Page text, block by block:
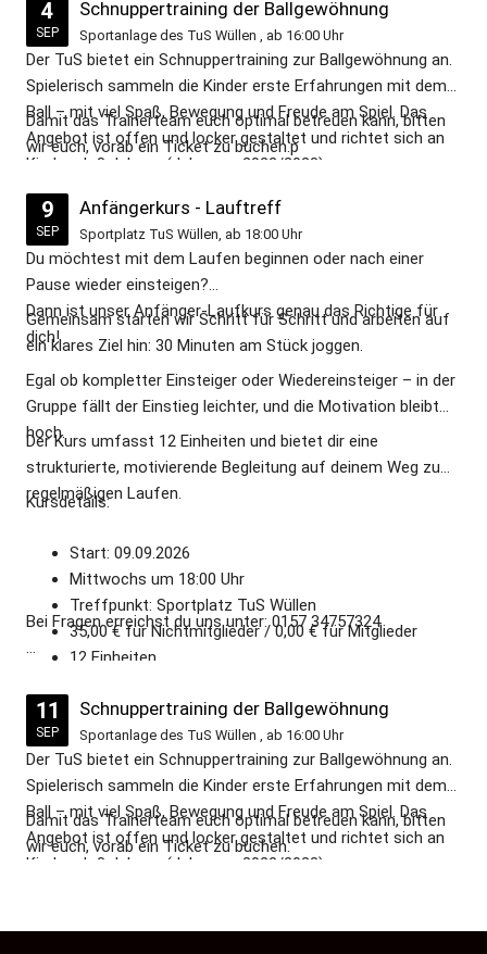
#gemeinsamzumziel
#runningcommunity #laufkurs
#sportingemeinschaft
(Link in der Bio) 🎥 Morgen gibt es
außerdem unser erstes Videoupdate –
präsentiert von Zweirad Gewers. 🚲⚽
Ob man mit dem Fahrrad wirklich
Fußball spielen kann? Das seht ihr
morgen! 😄 Gemeinsam bauen wir
unseren neuen Kunstrasenplatz – Tu's
Kunstrasenplatz! #tuswuellen
#kunstrasen #kunstrasenplatz
#gemeinsamstark
#quadratmeterpatenschaft #fußball
#wüllen #heimatverein
Gemeinschaftserlebnis! 🙌🏽 Unsere
Läuferinnen hatten jede Menge Spaß,
haben sich gegenseitig motiviert und
können richtig stolz auf ihre Leistung
sein! 👏🏽🥳 Du hast auch Lust,
gemeinsam zu laufen, fit zu werden und
sein? Egal ob Anfänger oder erfahrener
Läufer – beim TuS Wüllen Lauftreff
bist du herzlich willkommen! 🤗🏃‍♀️
#backyardultra #lünten #lauftreff
#wasfüreinevent #gemeinsamstark
4
SEP
Schnuppertraining der Ballgewöhnung
Sportanlage des TuS Wüllen , ab 16:00 Uhr
Der TuS bietet ein Schnuppertraining zur Ballgewöhnung an.
Spielerisch sammeln die Kinder erste Erfahrungen mit dem
Ball – mit viel Spaß, Bewegung und Freude am Spiel. Das
Angebot ist offen und locker gestaltet und richtet sich an
Kinder ab 3 Jahren. (Jahrgang 2022/2023)
Damit das Trainerteam euch optimal betreuen kann, bitten
wir euch, vorab ein Ticket zu buchen.p
9
SEP
Anfängerkurs - Lauftreff
Sportplatz TuS Wüllen, ab 18:00 Uhr
Du möchtest mit dem Laufen beginnen oder nach einer
Pause wieder einsteigen?
Dann ist unser Anfänger-Laufkurs genau das Richtige für
dich!
Gemeinsam starten wir Schritt für Schritt und arbeiten auf
ein klares Ziel hin: 30 Minuten am Stück joggen.
Egal ob kompletter Einsteiger oder Wiedereinsteiger – in der
Gruppe fällt der Einstieg leichter, und die Motivation bleibt
hoch.
Der Kurs umfasst 12 Einheiten und bietet dir eine
strukturierte, motivierende Begleitung auf deinem Weg zum
regelmäßigen Laufen.
Kursdetails:
Start: 09.09.2026
Mittwochs um 18:00 Uhr
Treffpunkt: Sportplatz TuS Wüllen
35,00 € für Nichtmitglieder / 0,00 € für Mitglieder
12 Einheiten
Bei Fragen erreichst du uns unter: 0157 34757324
Wir freuen uns auf dich!
11
SEP
Schnuppertraining der Ballgewöhnung
Sportanlage des TuS Wüllen , ab 16:00 Uhr
Der TuS bietet ein Schnuppertraining zur Ballgewöhnung an.
Spielerisch sammeln die Kinder erste Erfahrungen mit dem
Ball – mit viel Spaß, Bewegung und Freude am Spiel. Das
Angebot ist offen und locker gestaltet und richtet sich an
Kinder ab 3 Jahren. (Jahrgang 2022/2023)
Damit das Trainerteam euch optimal betreuen kann, bitten
wir euch, vorab ein Ticket zu buchen.